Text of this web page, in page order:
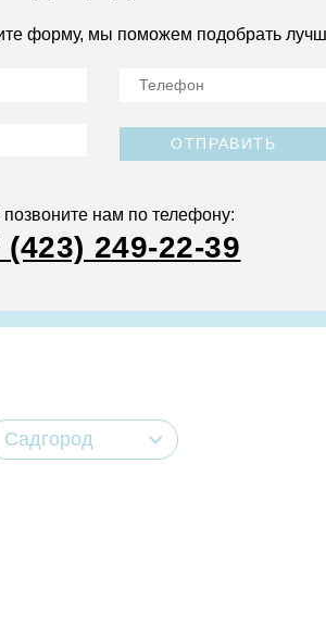
форму, мы поможем подобрать
ОТПРАВИТЬ
позвоните нам по телефону:
(423) 249-22-39
Садгород